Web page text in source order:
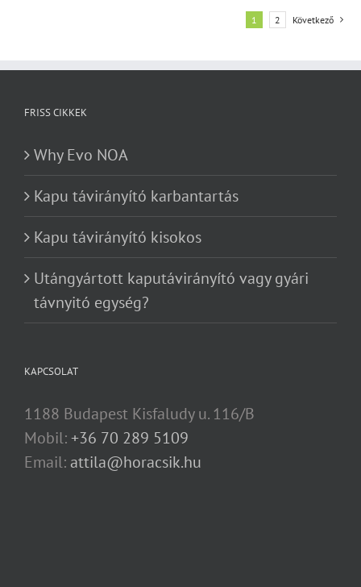
1 2 Következő
FRISS CIKKEK
Why Evo NOA
Kapu távirányító karbantartás
Kapu távirányító kisokos
Utángyártott kaputávirányító vagy gyári
távnyitó egység?
KAPCSOLAT
1188 Budapest Kisfaludy u. 116/B
Mobil:+36 70 289 5109
Email: attila@horacsik.hu